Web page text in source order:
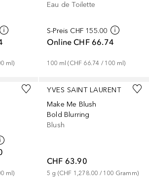
ml)
Eau de Toilette
S-Preis CHF 155.00
Online CHF 66.74
100 ml (CHF 66.74 / 100 ml)
ml)
YVES SAINT LAURENT
Make Me Blush
Bold Blurring
Blush
CHF 63.90
5 g (CHF 1,278.00 / 100 Gramm)
+ 12
+ 1